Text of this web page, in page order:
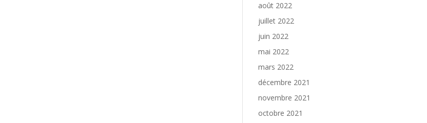
août 2022
juillet 2022
juin 2022
mai 2022
mars 2022
décembre 2021
novembre 2021
octobre 2021